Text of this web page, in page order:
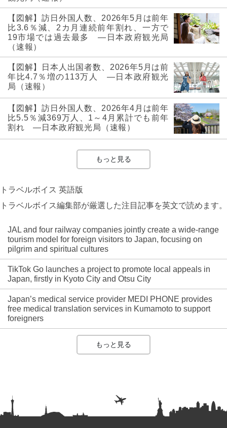
【図解】訪日外国人数、2026年5月は前年
比3.6％減、2カ月連続前年割れ、一方で
19市場では過去最多 ―日本政府観光局
（速報）
【図解】日本人出国者数、2026年5月は前
年比4.7％増の113万人 ―日本政府観光
局（速報）
【図解】訪日外国人数、2026年4月は前年
比5.5％減369万人、1～4月累計でも前年
割れ ―日本政府観光局（速報）
もっと見る
トラベルボイス 英語版
トラベルボイス編集部が厳選した注目記事を英文で読めます。
JAL and four railway companies jointly create a wide-range
tourism model for foreign visitors to Japan, focusing on
pilgrim and spiritual cultures
TikTok Go launches a project to promote local appeals in
Japan, firstly in Kyoto City and Otsu City
Japan’s medical service provider MEDI PHONE provides
free medical translation services in Kumamoto to support
foreigners
もっと見る